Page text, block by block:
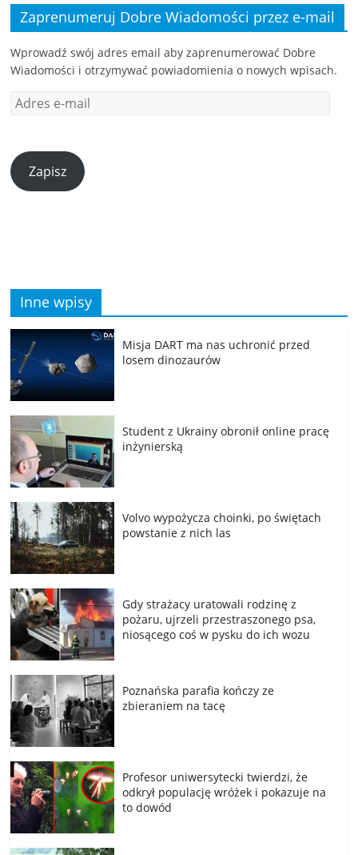
Zaprenumeruj Dobre Wiadomości przez e-mail
Wprowadź swój adres email aby zaprenumerować Dobre
Wiadomości i otrzymywać powiadomienia o nowych wpisach.
Zapisz
Inne wpisy
Misja DART ma nas uchronić przed
losem dinozaurów
Student z Ukrainy obronił online pracę
inżynierską
Volvo wypożycza choinki, po świętach
powstanie z nich las
Gdy strażacy uratowali rodzinę z
pożaru, ujrzeli przestraszonego psa,
niosącego coś w pysku do ich wozu
Poznańska parafia kończy ze
zbieraniem na tacę
Profesor uniwersytecki twierdzi, że
odkrył populację wróżek i pokazuje na
to dowód